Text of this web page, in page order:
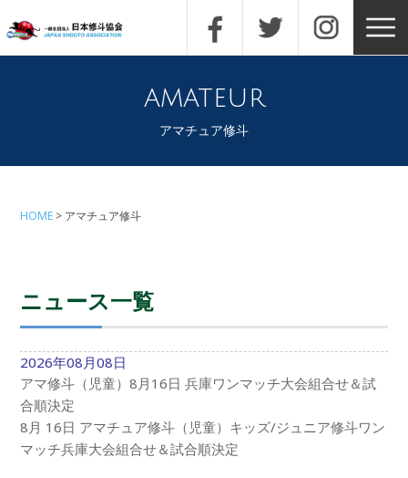
amateur
アマチュア修斗
HOME アマチュア修斗
ニュース一覧
2026年08月08日
アマ修斗（児童）8月16日 兵庫ワンマッチ大会組合せ＆試
合順決定
8月 16日 アマチュア修斗（児童）キッズ/ジュニア修斗ワン
マッチ兵庫大会組合せ＆試合順決定